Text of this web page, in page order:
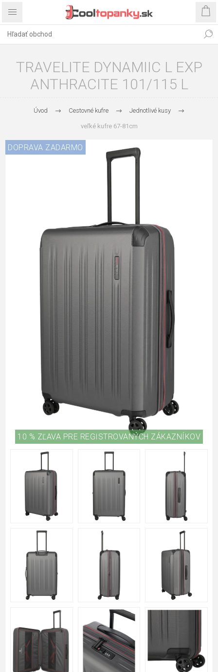
TRAVELITE DYNAMIIC L EXP
ANTHRACITE 101/115 L
Úvod Cestovné kufre Jednotlivé kusy
veľké kufre 67-81cm
DOPRAVA ZADARMO
10 % ZĽAVA PRE REGISTROVANÝCH ZÁKAZNÍKOV